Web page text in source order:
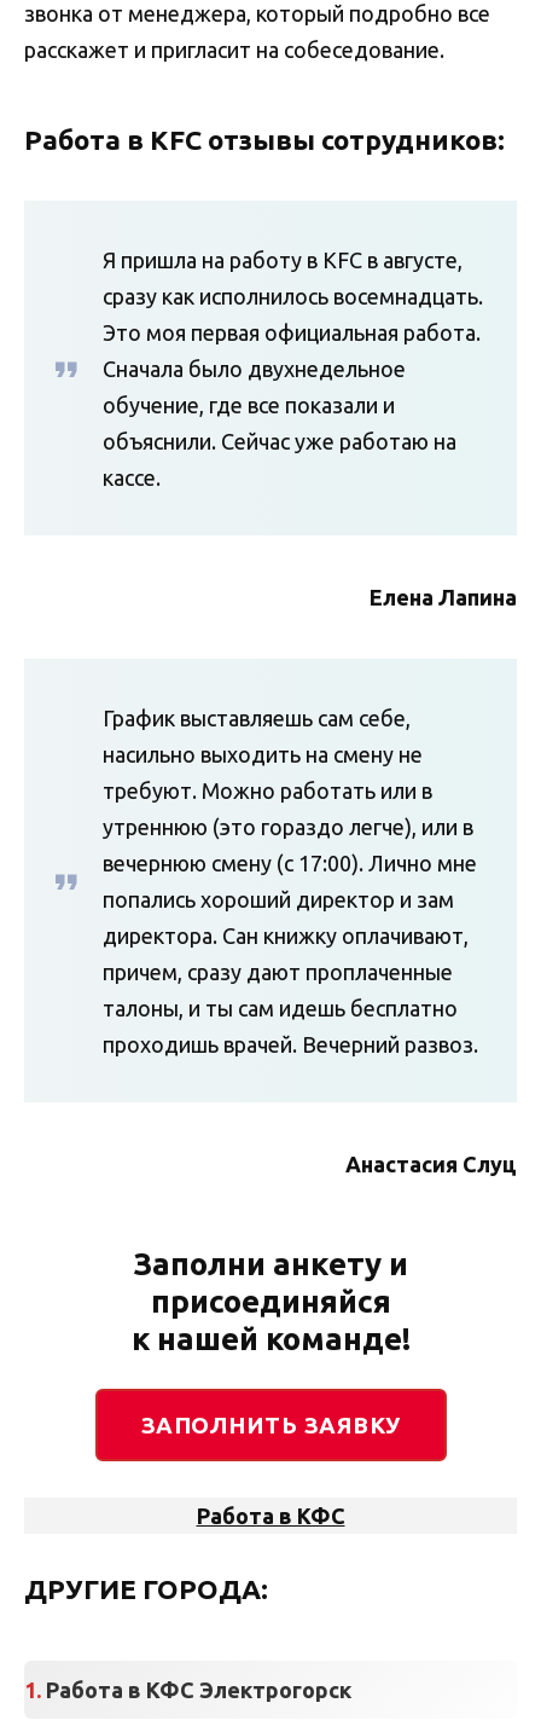
звонка от менеджера, который подробно все
расскажет и пригласит на собеседование.
Работа в KFC отзывы сотрудников:
Я пришла на работу в KFC в августе,
сразу как исполнилось восемнадцать.
Это моя первая официальная работа.
Сначала было двухнедельное
обучение, где все показали и
объяснили. Сейчас уже работаю на
кассе.
Елена Лапина
График выставляешь сам себе,
насильно выходить на смену не
требуют. Можно работать или в
утреннюю (это гораздо легче), или в
вечернюю смену (с 17:00). Лично мне
попались хороший директор и зам
директора. Сан книжку оплачивают,
причем, сразу дают проплаченные
талоны, и ты сам идешь бесплатно
проходишь врачей. Вечерний развоз.
Анастасия Слуц
Заполни анкету и
присоединяйся
к нашей команде!
ЗАПОЛНИТЬ ЗАЯВКУ
Работа в КФС
ДРУГИЕ ГОРОДА:
Работа в КФС Электрогорск